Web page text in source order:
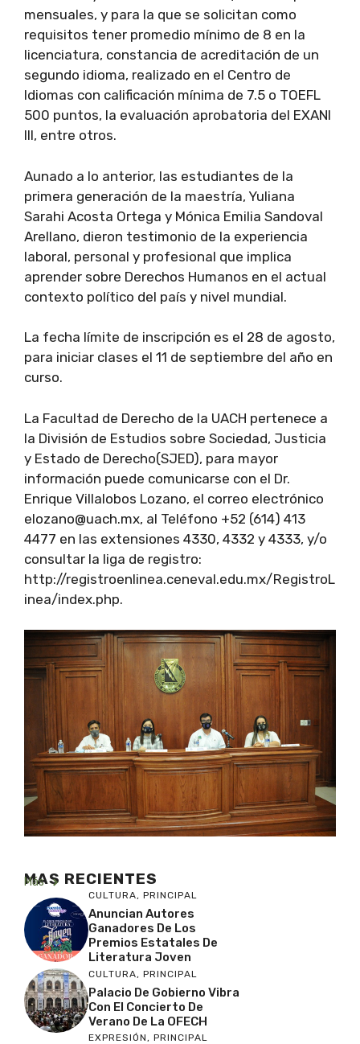
mensuales, y para la que se solicitan como
requisitos tener promedio mínimo de 8 en la
licenciatura, constancia de acreditación de un
segundo idioma, realizado en el Centro de
Idiomas con calificación mínima de 7.5 o TOEFL
500 puntos, la evaluación aprobatoria del EXANI
III, entre otros.
Aunado a lo anterior, las estudiantes de la
primera generación de la maestría, Yuliana
Sarahi Acosta Ortega y Mónica Emilia Sandoval
Arellano, dieron testimonio de la experiencia
laboral, personal y profesional que implica
aprender sobre Derechos Humanos en el actual
contexto político del país y nivel mundial.
La fecha límite de inscripción es el 28 de agosto,
para iniciar clases el 11 de septiembre del año en
curso.
La Facultad de Derecho de la UACH pertenece a
la División de Estudios sobre Sociedad, Justicia
y Estado de Derecho(SJED), para mayor
información puede comunicarse con el Dr.
Enrique Villalobos Lozano, el correo electrónico
elozano@uach.mx, al Teléfono +52 (614) 413
4477 en las extensiones 4330, 4332 y 4333, y/o
consultar la liga de registro:
http://registroenlinea.ceneval.edu.mx/RegistroL
inea/index.php.
MAS RECIENTES
Más
CULTURA, PRINCIPAL
Anuncian Autores
Ganadores De Los
Premios Estatales De
Literatura Joven
CULTURA, PRINCIPAL
Palacio De Gobierno Vibra
Con El Concierto De
Verano De La OFECH
EXPRESIÓN, PRINCIPAL